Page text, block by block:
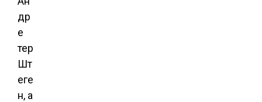
др
е
тер
Шт
еге
н, а